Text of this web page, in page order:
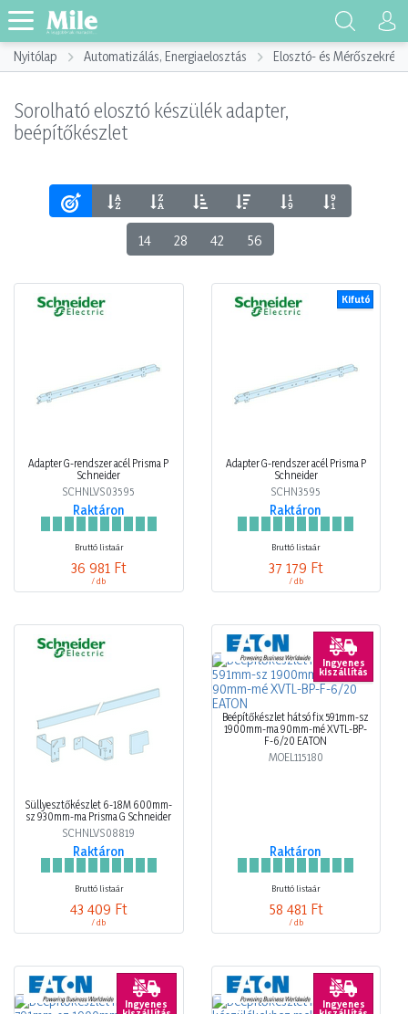
Nyitólap Automatizálás, Energiaelosztás Elosztó- és Mérőszekrény
Sorolható elosztó készülék adapter,
beépítőkészlet
14 28 42 56
Adapter G-rendszer acél Prisma P
Schneider
SCHNLVS03595
Raktáron
Bruttó listaár
36 981 Ft
/ db
Kifutó
Adapter G-rendszer acél Prisma P
Schneider
SCHN3595
Raktáron
Bruttó listaár
37 179 Ft
/ db
Süllyesztőkészlet 6-18M 600mm-
sz 930mm-ma Prisma G Schneider
SCHNLVS08819
Raktáron
Bruttó listaár
43 409 Ft
/ db
Ingyenes
kiszállítás
Beépítőkészlet hátsó fix 591mm-sz
1900mm-ma 90mm-mé XVTL-BP-
F-6/20 EATON
MOEL115180
Raktáron
Bruttó listaár
58 481 Ft
/ db
Ingyenes Ingyenes